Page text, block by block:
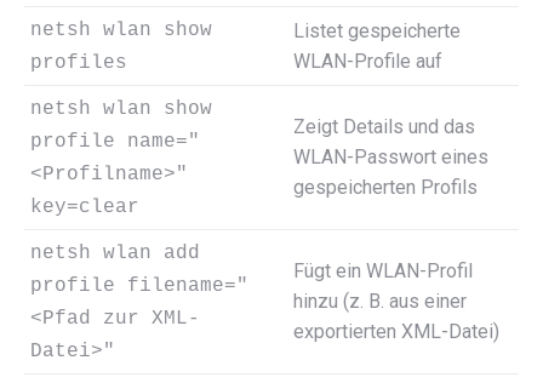
netsh wlan show
profiles
Listet gespeicherte
WLAN-Profile auf
netsh wlan show
profile name="
<Profilname>"
key=clear
Zeigt Details und das
WLAN-Passwort eines
gespeicherten Profils
netsh wlan add
profile filename="
<Pfad zur XML-
Datei>"
Fügt ein WLAN-Profil
hinzu (z. B. aus einer
exportierten XML-Datei)